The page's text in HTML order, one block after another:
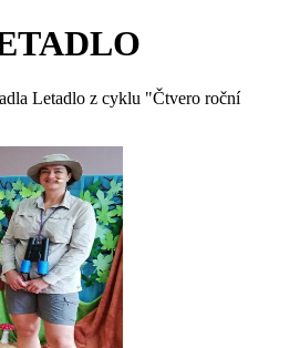
Letadlo z cyklu "Čtvero roční